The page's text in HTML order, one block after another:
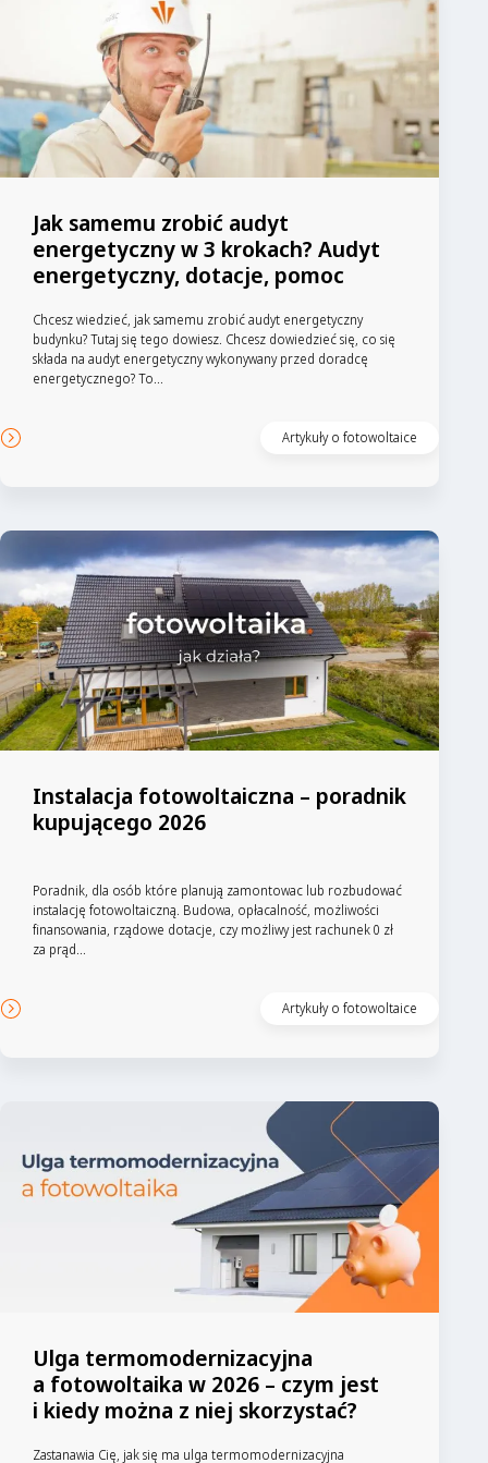
Jak samemu zrobić audyt
energetyczny w 3 krokach? Audyt
energetyczny, dotacje, pomoc
Chcesz wiedzieć, jak samemu zrobić audyt energetyczny
budynku? Tutaj się tego dowiesz. Chcesz dowiedzieć się, co się
składa na audyt energetyczny wykonywany przed doradcę
energetycznego? To...
Artykuły o fotowoltaice
Instalacja fotowoltaiczna – poradnik
kupującego 2026
Poradnik, dla osób które planują zamontowac lub rozbudować
instalację fotowoltaiczną. Budowa, opłacalność, możliwości
finansowania, rządowe dotacje, czy możliwy jest rachunek 0 zł
za prąd...
Artykuły o fotowoltaice
Ulga termomodernizacyjna
a fotowoltaika w 2026 – czym jest
i kiedy można z niej skorzystać?
Zastanawia Cię, jak się ma ulga termomodernizacyjna